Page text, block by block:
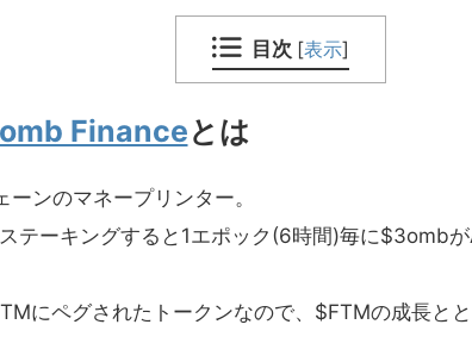
目次 [表示]
Financeとは
ーンのマネープリンター。
テーキングすると1エポック(6時間)毎に$3omb
にペグされたトークンなので、$FTMの成長と